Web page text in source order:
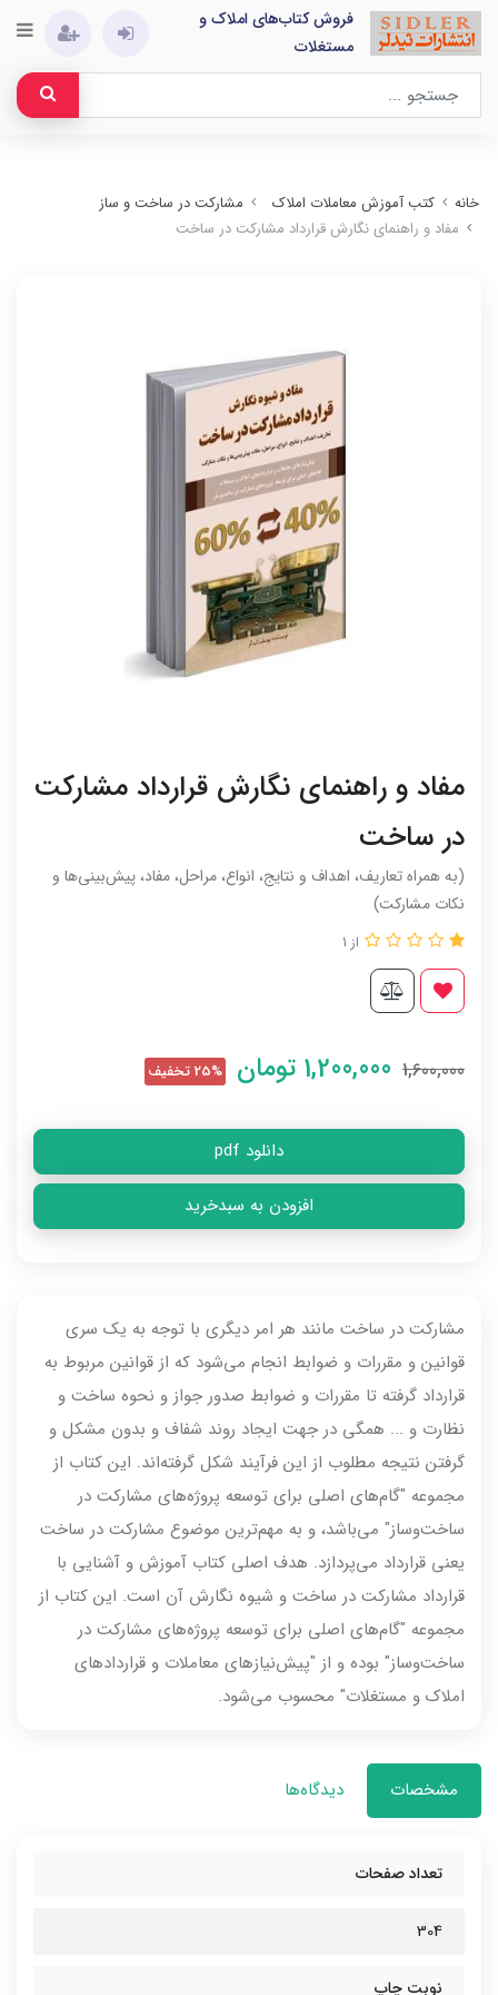
فروش کتاب‌های املاک و
مستغلات
خانه کتب آموزش معاملات املاک
مشارکت در ساخت و ساز
مفاد و راهنمای نگارش قرارداد مشارکت در ساخت
مفاد و راهنمای نگارش قرارداد مشارکت
در ساخت
(به همراه تعاریف، اهداف و نتایج، انواع، مراحل، مفاد، پیش‌بینی‌ها و
نکات مشارکت)
از 1
1,600,000
1,200,000 تومان 25% تخفیف
دانلود pdf
افزودن به سبدخرید
مشارکت در ساخت مانند هر امر دیگری با توجه به یک سری
قوانین و مقررات و ضوابط انجام می‌شود که از قوانین مربوط به
قرارداد گرفته تا مقررات و ضوابط صدور جواز و نحوه ساخت و
نظارت و ... همگی در جهت ایجاد روند شفاف و بدون مشکل و
گرفتن نتیجه مطلوب از این فرآیند شکل گرفته‌اند. این کتاب از
مجموعه "گام‌های اصلی برای توسعه پروژه‌های مشارکت در
ساخت‌وساز" می‌باشد، و به مهم‌ترین موضوع مشارکت در ساخت
یعنی قرارداد می‌پردازد. هدف اصلی کتاب آموزش و آشنایی با
قرارداد مشارکت در ساخت و شیوه نگارش آن است. این کتاب از
مجموعه "گام‌های اصلی برای توسعه پروژه‌های مشارکت در
ساخت‌وساز" بوده و از "پیش‌نیازهای معاملات و قراردادهای
املاک و مستغلات" محسوب می‌شود.
مشخصات دیدگاه‌ها
تعداد صفحات
304
نوبت چاپ